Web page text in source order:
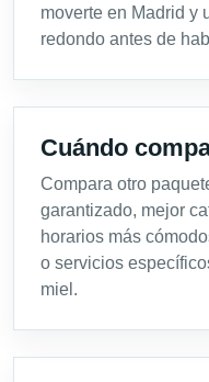
moverte en Madrid y
redondo antes de
Cuándo
Compara otro
garantizado, mejor
horarios más
o servicios
miel.